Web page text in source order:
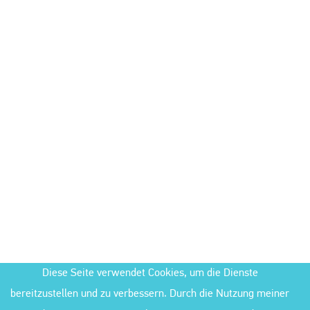
Diese Seite verwendet Cookies, um die Dienste
bereitzustellen und zu verbessern. Durch die Nutzung meiner